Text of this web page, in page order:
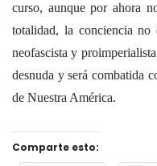
curso, aunque por ahora
totalidad, la conciencia
neofascista y
desnuda y será combatida
de Nuestra América.
Comparte esto: